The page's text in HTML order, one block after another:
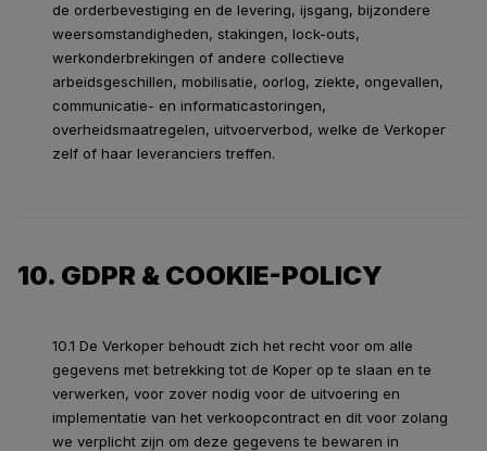
de orderbevestiging en de levering, ijsgang, bijzondere
weersomstandigheden, stakingen, lock-outs,
werkonderbrekingen of andere collectieve
arbeidsgeschillen, mobilisatie, oorlog, ziekte, ongevallen,
communicatie- en informaticastoringen,
overheidsmaatregelen, uitvoerverbod, welke de Verkoper
zelf of haar leveranciers treffen.
10. GDPR & COOKIE-POLICY
10.1 De Verkoper behoudt zich het recht voor om alle
gegevens met betrekking tot de Koper op te slaan en te
verwerken, voor zover nodig voor de uitvoering en
implementatie van het verkoopcontract en dit voor zolang
we verplicht zijn om deze gegevens te bewaren in